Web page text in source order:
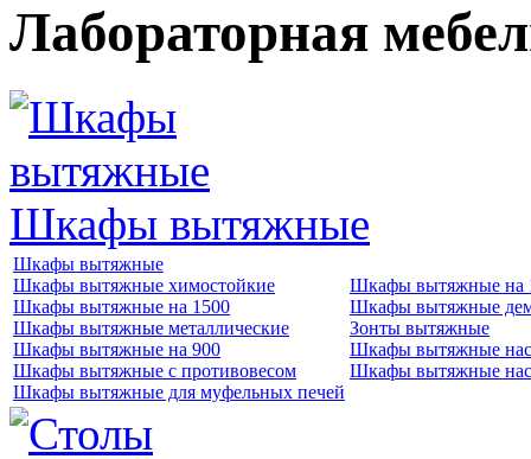
Лабораторная
Шкафы вытяжные
Шкафы вытяжные
Шкафы вытяжные химостойкие
Шкафы вытяжные на 1500
Шкафы вытяжные металлические
Шкафы вытяжные на 900
Шкафы вытяжные с противовесом
Шкафы вытяжные для муфельных печей
Шкафы вытяжные на
Шкафы вытяжные
Зонты вытяжные
Шкафы вытяжные
Шкафы вытяжные